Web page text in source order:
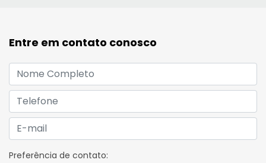
Entre em contato conosco
Preferência de contato: